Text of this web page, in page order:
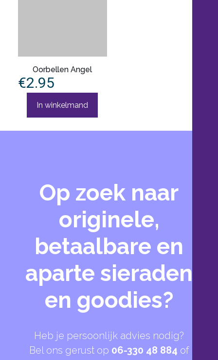
Oorbellen Angel
€2.95
In winkelmand
Op zoek naar
originele,
betaalbare en
aparte sieraden
en goodies?
Heb je persoonlijk advies nodig?
Bel ons gerust op 06-330 48 884 of